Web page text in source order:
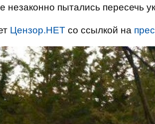
незаконно пытались пересечь
Цензор.НЕТ со ссылкой на